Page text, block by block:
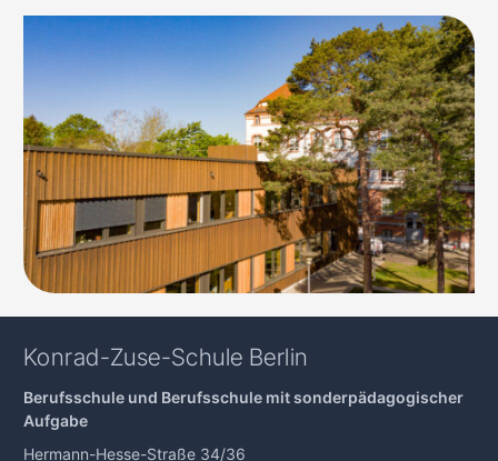
Konrad-Zuse-Schule Berlin
Berufsschule und Berufsschule mit sonderpädagogischer
Aufgabe
Hermann-Hesse-Straße 34/36